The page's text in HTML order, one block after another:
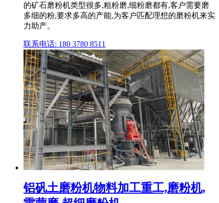
的矿石磨粉机类型很多,粗粉磨,细粉磨都有,客户需要磨
多细的粉,要求多高的产能,为客户匹配理想的磨粉机来实
力助产。
联系电话: 180 3780 8511
铝矾土磨粉机物料加工重工,磨粉机,